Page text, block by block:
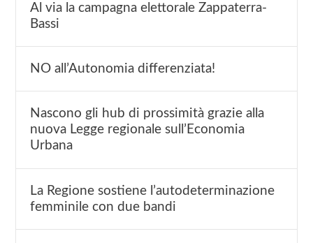
Al via la campagna elettorale Zappaterra-
Bassi
NO all’Autonomia differenziata!
Nascono gli hub di prossimità grazie alla
nuova Legge regionale sull’Economia
Urbana
La Regione sostiene l’autodeterminazione
femminile con due bandi